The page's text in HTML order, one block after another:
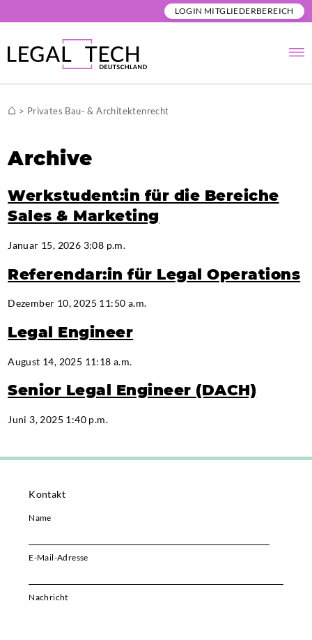
LOGIN MITGLIEDERBEREICH
⌂ > Privates Bau- & Architektenrecht
Archive
Werkstudent:in für die Bereiche
Sales & Marketing
Januar 15, 2026 3:08 p.m.
Referendar:in für Legal Operations
Dezember 10, 2025 11:50 a.m.
Legal Engineer
August 14, 2025 11:18 a.m.
Senior Legal Engineer (DACH)
Juni 3, 2025 1:40 p.m.
Kontakt
Name
E-Mail-Adresse
Nachricht